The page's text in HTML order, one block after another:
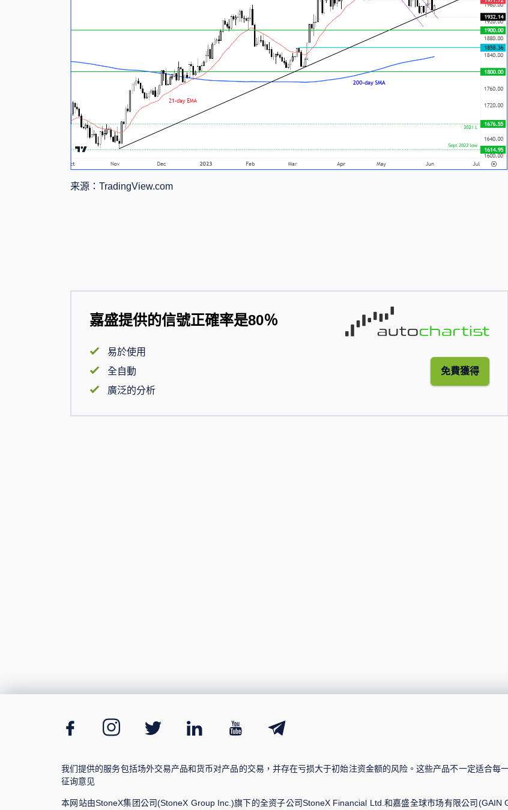
来源： TradingView.com
嘉盛提供的信號正確率是80％
易於使用
全自動
廣泛的分析
免費獲得
我们提供的服务包括场外交易产品和货币对产品的交易，并存在亏损大于初始注资金额的风险。这些产品不一定适合
征询意见
本网站由StoneX集团公司(StoneX Group Inc.)旗下的全资子公司StoneX Financial Ltd.和嘉盛全球市场有限公司(GAIN